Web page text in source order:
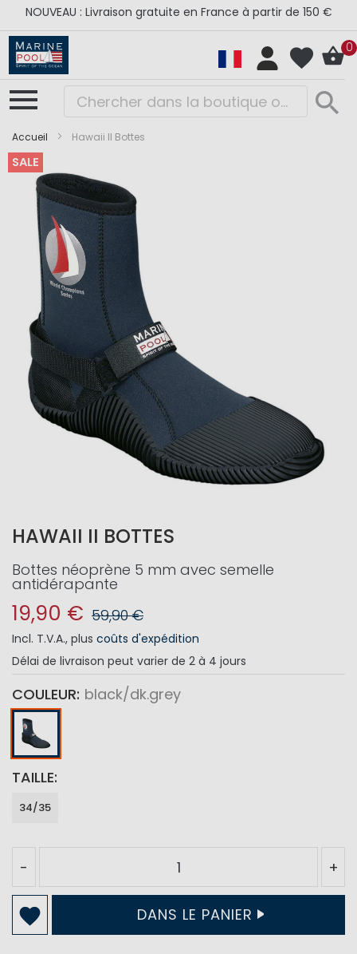
NOUVEAU : Livraison gratuite en France à partir de 150 €
0
Accueil Hawaii II Bottes
SALE
Skip
images
gallery
Skip
beginning
images
gallery
HAWAII II BOTTES
Bottes néoprène 5 mm avec semelle
antidérapante
19,90 € 59,90 €
Incl. T.V.A., plus coûts d'expédition
Délai de livraison peut varier de 2 à 4 jours
COULEUR black/dk.grey
TAILLE
34/35
- +
DANS LE PANIER